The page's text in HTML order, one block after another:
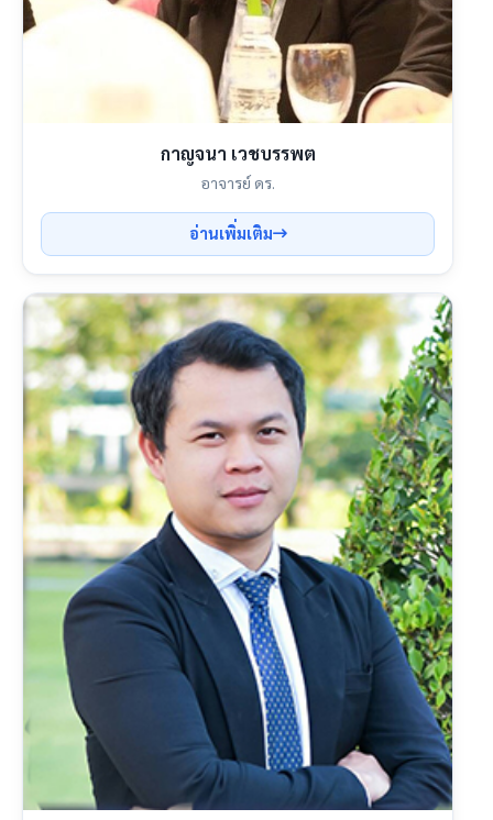
กาญจนา เวชบรรพต
อาจารย์ ดร.
อ่านเพิ่มเติม